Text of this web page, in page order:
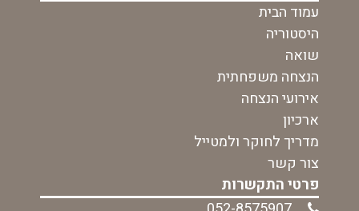
עמוד הבית
היסטוריה
שואה
הנצחה משפחתית
אירועי הנצחה
ארכיון
מדריך לחוקר ולמטייל
צור קשר
פרטי התקשרות